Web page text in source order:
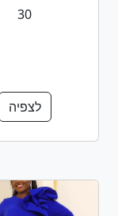
30
לצפיה